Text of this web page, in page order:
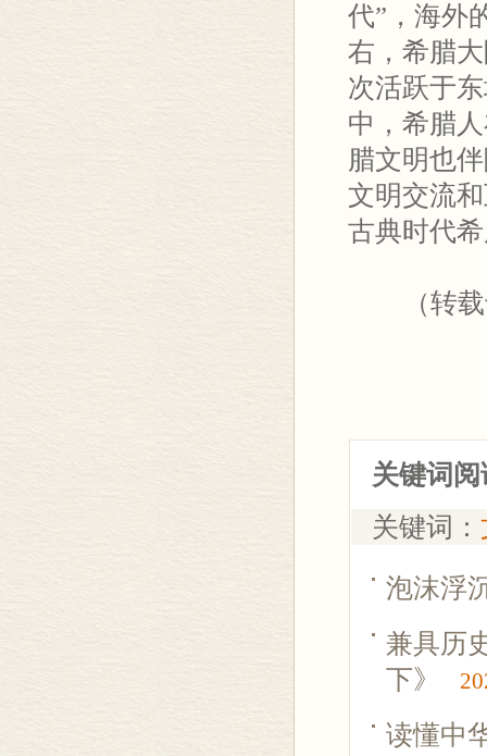
代”，海外
右，希腊
次活跃于
中，希腊
腊文明也
文明交流
古典时代
（转载于
关键词阅
关键词：
泡沫浮
兼具历
下》
读懂中